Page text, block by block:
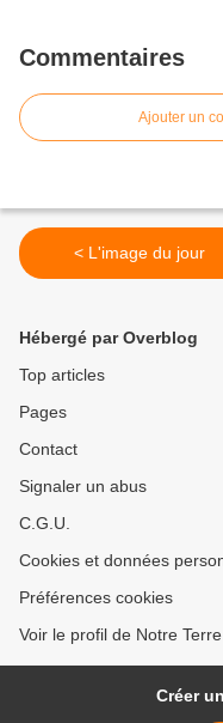
Commentaires
Ajouter un
< L'image du jour
Hébergé par Overblog
Top articles
Pages
Contact
Signaler un abus
C.G.U.
Cookies et données
Préférences cookies
Voir le profil de Notre
Créer